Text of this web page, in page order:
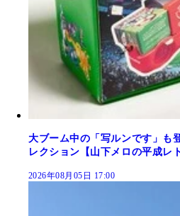
大ブーム中の「写ルンです」
レクション【山下メロの平成レ
2026年08月05日 17:00